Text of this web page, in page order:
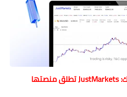
تداول مباشرة من متصفحك: JustMarkets تطلق منصتها